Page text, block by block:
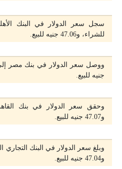
للشراء، و47.06 جنيه للبيع.
جنيه للبيع.
و47.07 جنيه للبيع.
و47.04 جنيه للبيع.